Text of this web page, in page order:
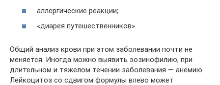
аллергические реакции;
«диарея путешественников».
Общий анализ крови при этом заболевании почти не
меняется. Иногда можно выявить эозинофилию, при
длительном и тяжелом течении заболевания — анемию.
Лейкоцитоз со сдвигом формулы влево может